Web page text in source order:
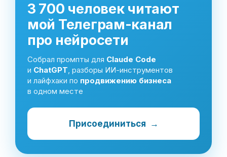
3 700 человек читают
мой Телеграм-канал
про нейросети
Собрал промпты для Claude Code
и ChatGPT, разборы ИИ-инструментов
и лайфхаки по продвижению бизнеса
в одном месте
Присоединиться →